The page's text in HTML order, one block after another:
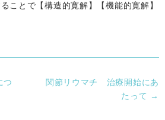
ことで【構造的寛解】【機能的寛解】
つ
関節リウマチ 治療開始にあ
たって
→